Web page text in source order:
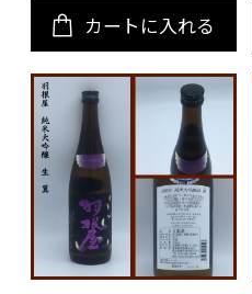
カートに入れる